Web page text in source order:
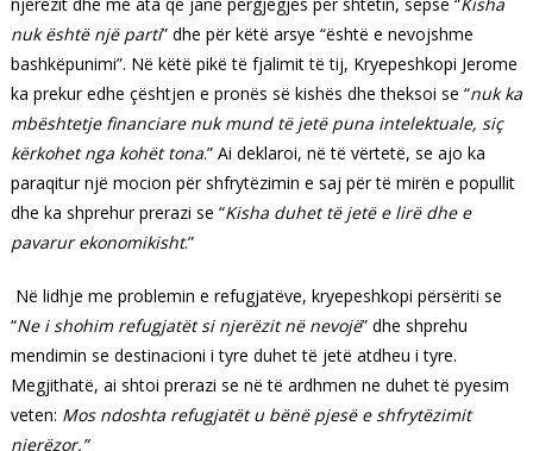
nuk është një parti” dhe për këtë arsye “është e nevojshme
bashkëpunimi”. Në këtë pikë të fjalimit të tij, Kryepeshkopi Jerome
ka prekur edhe çështjen e pronës së kishës dhe theksoi se “nuk ka
mbështetje financiare nuk mund të jetë puna intelektuale, siç
kërkohet nga kohët tona.” Ai deklaroi, në të vërtetë, se ajo ka
paraqitur një mocion për shfrytëzimin e saj për të mirën e popullit
dhe ka shprehur prerazi se “Kisha duhet të jetë e lirë dhe e
pavarur ekonomikisht.”
Në lidhje me problemin e refugjatëve, kryepeshkopi përsëriti se
“Ne i shohim refugjatët si njerëzit në nevojë” dhe shprehu
mendimin se destinacioni i tyre duhet të jetë atdheu i tyre.
Megjithatë, ai shtoi prerazi se në të ardhmen ne duhet të pyesim
veten: Mos ndoshta refugjatët u bënë pjesë e shfrytëzimit
njerëzor.”